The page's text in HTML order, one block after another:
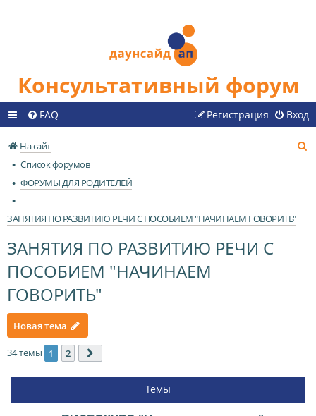
Консультативный форум
FAQ Вход
Регистрация
На сайт
Список форумов
ФОРУМЫ ДЛЯ РОДИТЕЛЕЙ
ЗАНЯТИЯ ПО РАЗВИТИЮ РЕЧИ С ПОСОБИЕМ "НАЧИНАЕМ ГОВОРИТЬ"
ЗАНЯТИЯ ПО РАЗВИТИЮ РЕЧИ С
ПОСОБИЕМ "НАЧИНАЕМ
ГОВОРИТЬ"
Новая тема
34 темы 1 2
Темы